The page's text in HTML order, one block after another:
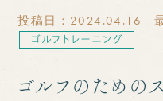
投稿日：2024.04.16
ゴルフトレーニング
ゴルフのための